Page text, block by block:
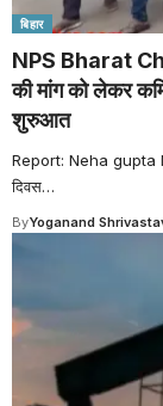
बिहार
NPS Bharat
की मांग को लेकर
शुरुआत
Report: Neha gupta
दिवस…
ByYoganand